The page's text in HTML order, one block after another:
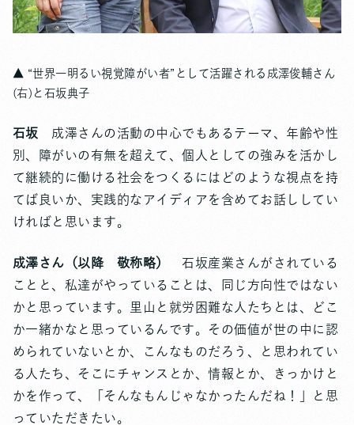
▲ “世界一明るい視覚障がい者”として活躍される成澤俊輔さん
(右)と石坂典子
石坂
成澤さんの活動の中心でもあるテーマ、年齢や性
別、障がいの有無を超えて、個人としての強みを活かし
て継続的に働ける社会をつくるにはどのような視点を持
てば良いか、実践的なアイディアを含めてお話ししてい
ければと思います。
成澤さん（以降 敬称略）
石坂産業さんがされている
ことと、私達がやっていることは、同じ方向性ではない
かと思っています。里山と就労困難な人たちとは、どこ
か一緒かなと思っているんです。その価値が世の中に認
められていないとか、こんなものだろう、と思われてい
る人たち、そこにチャンスとか、情報とか、きっかけと
かを作って、「そんなもんじゃなかったんだね！」と思
っていただきたい。